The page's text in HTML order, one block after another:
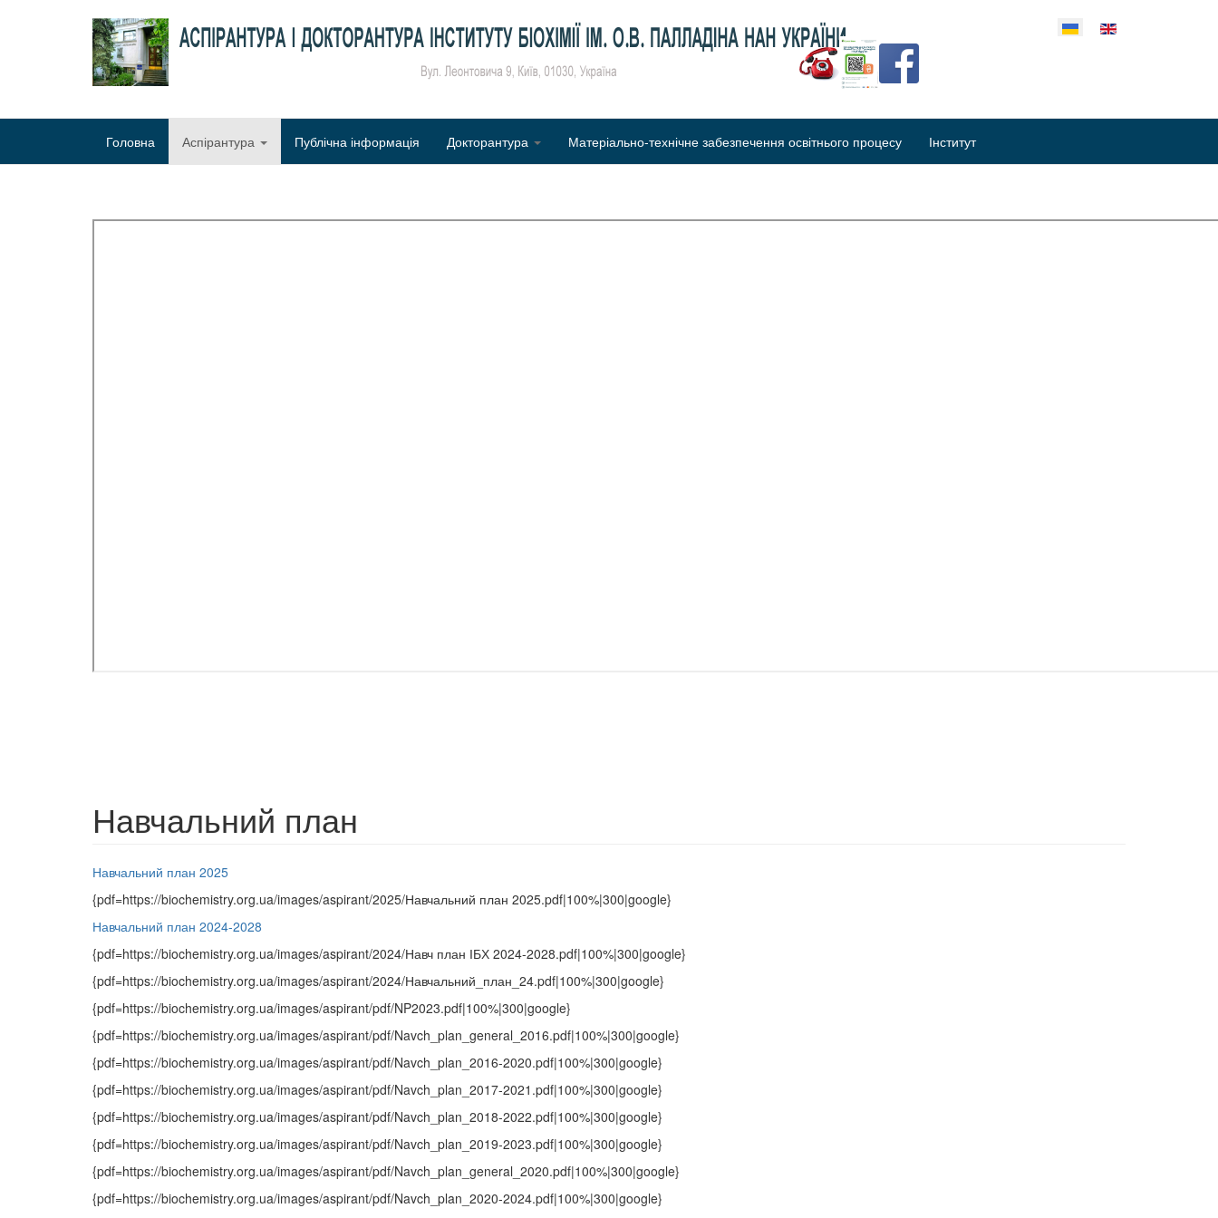
Оберіть свою мову
Головна Аспірантура Публічна інформація Докторантура Матеріально-технічне забезпечення освітнього процесу Інститут
Навчальний план
Навчальний план 2025
{pdf=https://biochemistry.org.ua/images/aspirant/2025/Навчальний план 2025.pdf|100%|300|google}
Навчальний план 2024-2028
{pdf=https://biochemistry.org.ua/images/aspirant/2024/Навч план ІБХ 2024-2028.pdf|100%|300|google}
{pdf=https://biochemistry.org.ua/images/aspirant/2024/Навчальний_план_24.pdf|100%|300|google}
{pdf=https://biochemistry.org.ua/images/aspirant/pdf/NP2023.pdf|100%|300|google}
{pdf=https://biochemistry.org.ua/images/aspirant/pdf/Navch_plan_general_2016.pdf|100%|300|google}
{pdf=https://biochemistry.org.ua/images/aspirant/pdf/Navch_plan_2016-2020.pdf|100%|300|google}
{pdf=https://biochemistry.org.ua/images/aspirant/pdf/Navch_plan_2017-2021.pdf|100%|300|google}
{pdf=https://biochemistry.org.ua/images/aspirant/pdf/Navch_plan_2018-2022.pdf|100%|300|google}
{pdf=https://biochemistry.org.ua/images/aspirant/pdf/Navch_plan_2019-2023.pdf|100%|300|google}
{pdf=https://biochemistry.org.ua/images/aspirant/pdf/Navch_plan_general_2020.pdf|100%|300|google}
{pdf=https://biochemistry.org.ua/images/aspirant/pdf/Navch_plan_2020-2024.pdf|100%|300|google}